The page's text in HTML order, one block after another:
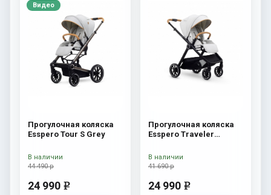
Видео
Прогулочная коляска
Esspero Tour S Grey
44 490 р
24 990 e
В наличии
Прогулочная коляска
Esspero Traveler
41 690 р
24 990 e
В наличии